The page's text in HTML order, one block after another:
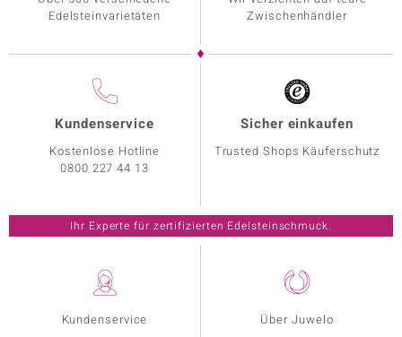
Kundenservice
Über Juwelo
Edelsteinvarietäten
Zwischenhändler
Kundenservice
Kostenlose Hotline
0800 227 44 13
Sicher einkaufen
Trusted Shops Käuferschutz
Ihr Experte für zertifizierten Edelsteinschmuck.